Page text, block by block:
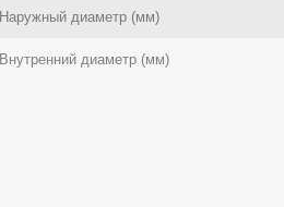
Наружный диаметр (мм)
Внутренний диаметр (мм)